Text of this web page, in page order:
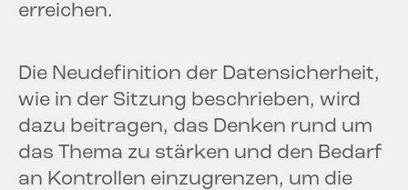
erreichen.
Die Neudefinition der Datensicherheit,
wie in der Sitzung beschrieben, wird
dazu beitragen, das Denken rund um
das Thema zu stärken und den Bedarf
an Kontrollen einzugrenzen, um die